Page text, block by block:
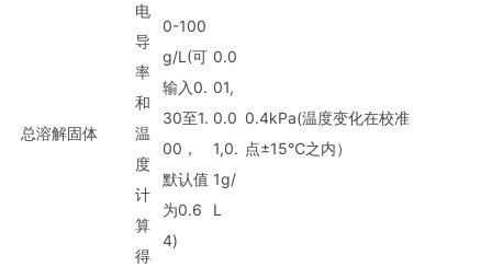
总溶解固体
电
导
率
和
温
度
计
算
得
0-100
g/L(可
输入0.
30至1.
00，
默认值
为0.6
4)
0.0
01,
0.0
1,0.
1g/
L
0.4kPa(温度变化在校准
点±15℃之内）